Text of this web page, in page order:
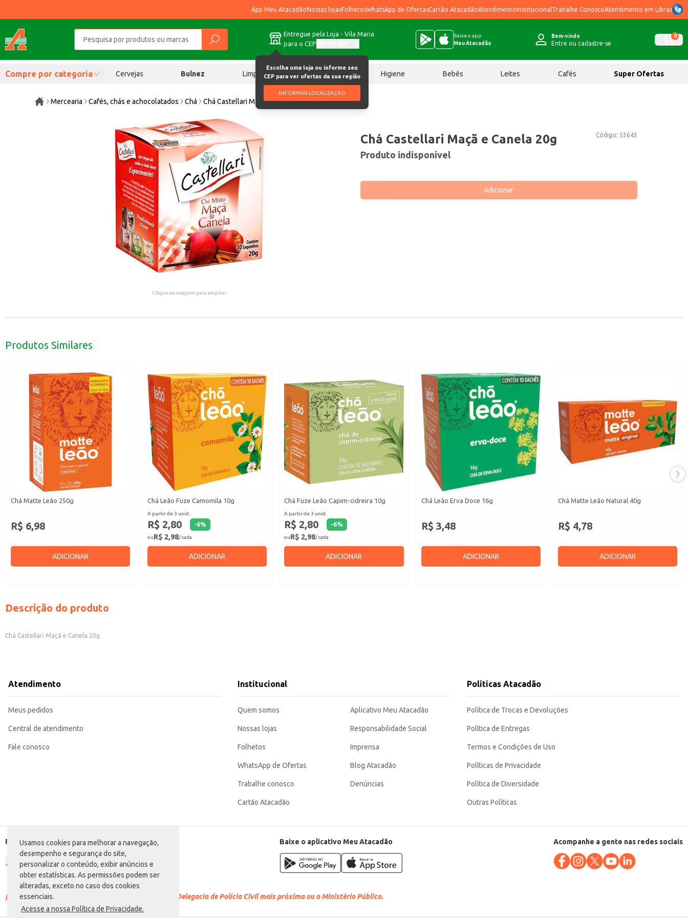
Usamos cookies para melhorar a navegação,
desempenho e segurança do site,
personalizar o conteúdo, exibir anúncios e
obter estatísticas. As permissões podem ser
alteradas, exceto no caso dos cookies
essenciais.
Acesse a nossa Política de Privacidade.
App Meu AtacadãoNossas lojasFolhetosWhatsApp de OfertasCartão AtacadãoAtendimentoInstitucional Trabalhe ConoscoAtendimento em Libras
Entregue pela Loja - Vila Maria
para o CEP
Escolha uma loja ou informe seu
CEP para ver ofertas da sua região
INFORMAR LOCALIZAÇÃO
Baixe o app
Meu Atacadão
Bem-vindo
Entre ou cadastre-se
0
Compre por categoria Cervejas Bulnez Limpeza Chocolates Higiene Bebês Leites Cafés Super Ofertas
Mercearia Cafés, chás e achocolatados Chá Chá Castellari Maçã e Canela 20g
Clique na imagem para ampliar.
Código: 53643
Chá Castellari Maçã e Canela 20g
Produto indisponível
Adicionar
Produtos Similares
Chá Matte Leão 250g
R$ 6,98
ADICIONAR
Chá Leão Fuze Camomila 10g
A partir de 3 unid.
R$ 2,80 -6%
ouR$ 2,98/ cada
ADICIONAR
Chá Fuze Leão Capim-cidreira 10g
A partir de 3 unid.
R$ 2,80 -6%
ouR$ 2,98/ cada
ADICIONAR
Chá Leão Erva Doce 16g
R$ 3,48
ADICIONAR
Chá Matte Leão Natural 40g
R$ 4,78
ADICIONAR
Descrição do produto
Chá Castellari Maçã e Canela 20g
Atendimento
Meus pedidos
Central de atendimento
Fale conosco
Institucional
Quem somos
Nossas lojas
Folhetos
WhatsApp de Ofertas
Trabalhe conosco
Cartão Atacadão
Aplicativo Meu Atacadão
Responsabilidade Social
Imprensa
Blog Atacadão
Denúncias
Políticas Atacadão
Política de Trocas e Devoluções
Política de Entregas
Termos e Condições de Uso
Políticas de Privacidade
Política de Diversidade
Outras Políticas
Formas de pagamento Baixe o aplicativo Meu Atacadão Acompanhe a gente nas redes sociais
Racismo é crime. Denuncie. Disque 100 ou procure a Delegacia de Polícia Civil mais próxima ou o Ministério Público.